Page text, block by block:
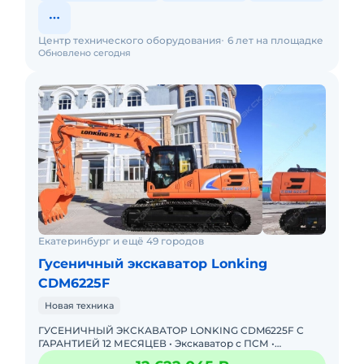
Обновлено сегодня
Центр технического оборудования 6 лет на площадке
Екатеринбург и ещё 49 городов
Гусеничный экскаватор Lonking
CDM6225F
Новая техника
ГУСЕНИЧНЫЙ ЭКСКАВАТОР LONKING CDM6225F С
ГАРАНТИЕЙ 12 МЕСЯЦЕВ • Экскаватор с ПСМ •
Доступна покупка в лизинг! Одобрение онлайн за 15